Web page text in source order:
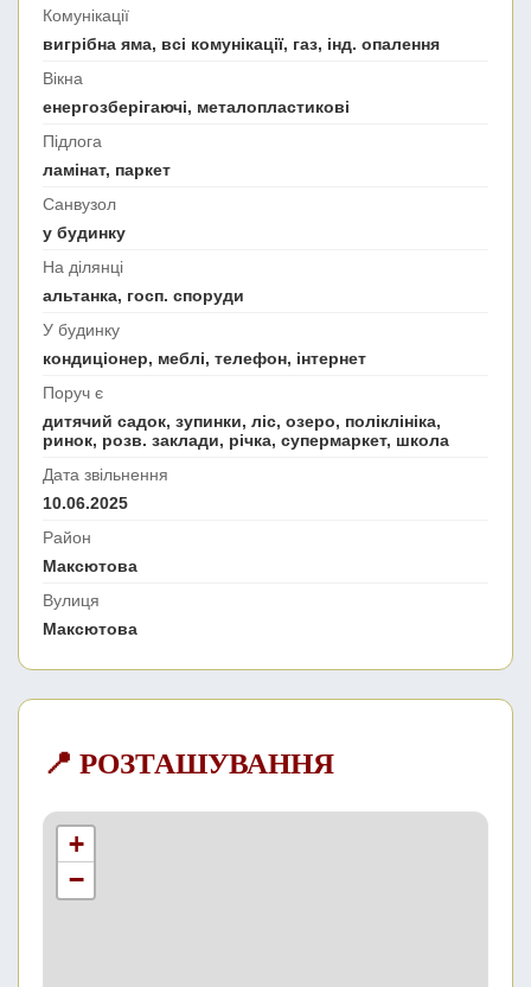
Комунікації
вигрібна яма, всі комунікації, газ, інд. опалення
Вікна
енергозберігаючі, металопластикові
Підлога
ламінат, паркет
Санвузол
у будинку
На ділянці
альтанка, госп. споруди
У будинку
кондиціонер, меблі, телефон, інтернет
Поруч є
дитячий садок, зупинки, ліс, озеро, поліклініка,
ринок, розв. заклади, річка, супермаркет, школа
Дата звільнення
10.06.2025
Район
Максютова
Вулиця
Максютова
📍 РОЗТАШУВАННЯ
+
−